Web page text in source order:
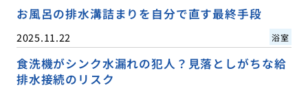
お風呂の排水溝詰まりを自分で直す最終手段
2025.11.22 浴室
食洗機がシンク水漏れの犯人？見落としがちな給
排水接続のリスク